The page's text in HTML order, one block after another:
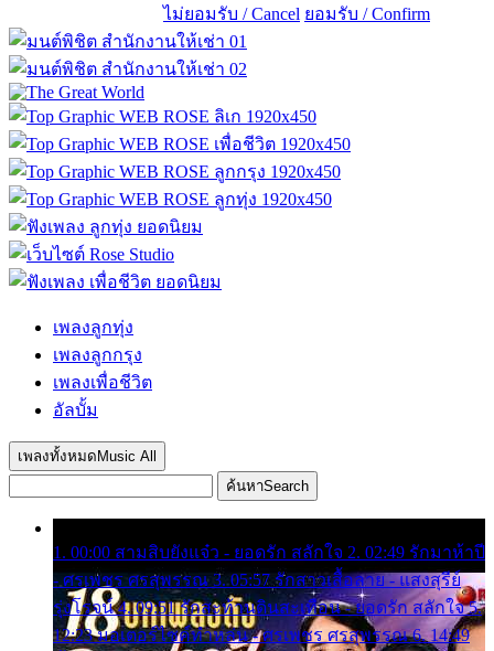
ไม่ยอมรับ / Cancel ยอมรับ / Confirm
เพลงลูกทุ่ง
เพลงลูกกรุง
เพลงเพื่อชีวิต
อัลบั้ม
เพลงทั้งหมด Music All
ค้นหาSearch
1. 00:00 สามสิบยังแจ๋ว - ยอดรัก สลักใจ 2. 02:49 รักมาห้าปี
- ศรเพชร ศรสุพรรณ 3. 05:57 รักสาวเสื้อลาย - แสงสุรีย์
รุ่งโรจน์ 4. 09:51 รักสะท้านดินสะเทือน - ยอดรัก สลักใจ 5.
12:23 มอเตอร์ไซค์ทำหล่น - ศรเพชร ศรสุพรรณ 6. 14:49